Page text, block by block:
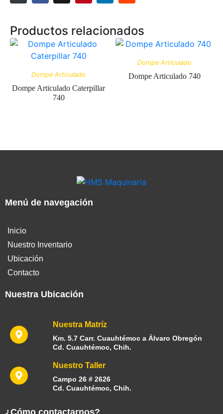
Productos relacionados
Dompe Articulado
Dompe Articulado Caterpillar
740
Dompe Articulado
Dompe Articulado 740
Menú de navegación
Inicio
Nuestro Inventario
Ubicación
Contacto
Nuestra Ubicación
Nuestra Matríz
Km. 5.7 Carr. Cuauhtémoc a Álvaro Obregón
Cd. Cuauhtémoc, Chih.
Nuestro Taller
Campo 26 # 2626
Cd. Cuauhtémoc, Chih.